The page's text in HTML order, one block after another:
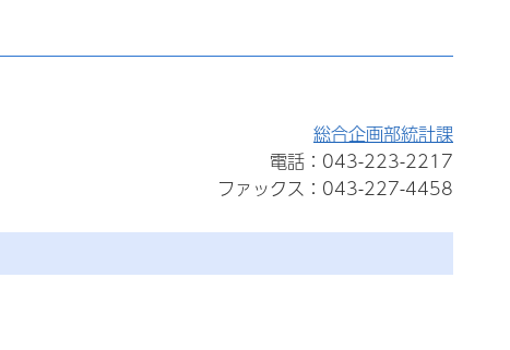
総合企画部統計課
電話：043-223-2217
ファックス：043-227-4458